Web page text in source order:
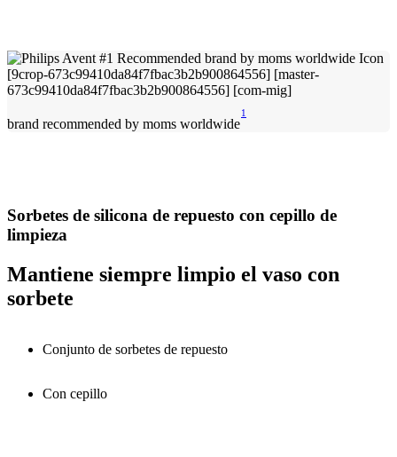
brand recommended by moms worldwide
1
Sorbetes de silicona de repuesto con cepillo de
limpieza
Mantiene siempre limpio el vaso con
sorbete
Conjunto de sorbetes de repuesto
Con cepillo